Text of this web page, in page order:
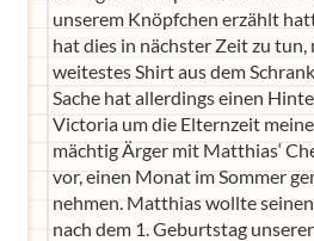
unserem Knöpfchen erzählt
hat dies in nächster Zeit zu tun,
weitestes Shirt aus dem
Sache hat allerdings einen
Victoria um die Elternzeit
mächtig Ärger mit Matthias‘
vor, einen Monat im Sommer
nehmen. Matthias wollte
nach dem 1. Geburtstag